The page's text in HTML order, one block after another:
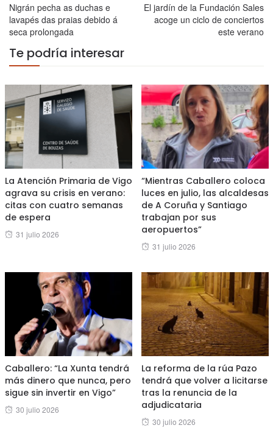
Nigrán pecha as duchas e
lavapés das praias debido á
seca prolongada
El jardín de la Fundación Sales
acoge un ciclo de conciertos
este verano
Te podría interesar
La Atención Primaria de Vigo
agrava su crisis en verano:
citas con cuatro semanas
de espera
Posted
31 julio 2026
“Mientras Caballero coloca
luces en julio, las alcaldesas
de A Coruña y Santiago
trabajan por sus
aeropuertos”
Posted
31 julio 2026
Caballero: “La Xunta tendrá
más dinero que nunca, pero
sigue sin invertir en Vigo”
Posted
30 julio 2026
La reforma de la rúa Pazo
tendrá que volver a licitarse
tras la renuncia de la
adjudicataria
Posted
30 julio 2026